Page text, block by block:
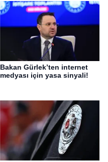
Bakan Gürlek’ten internet
medyası için yasa sinyali!